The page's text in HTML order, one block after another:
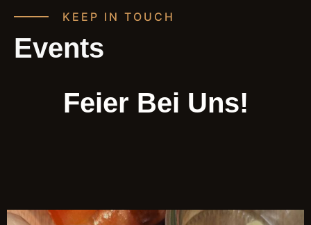
KEEP IN TOUCH
Events
Feier Bei Uns!